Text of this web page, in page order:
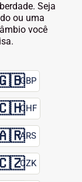
Seja
ou uma
você
GBP
CHF
ARS
CZK